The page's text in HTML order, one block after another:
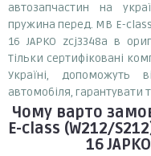
автозапчастин на
пружина перед. MB E-class
16 JAPKO zcj3348a в
Тільки сертифіковані
Україні, допоможуть
автомобіля, гарантувати
Чому варто
E-class (W212/
16